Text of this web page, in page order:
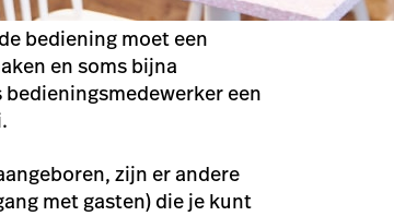
bediening moet een
en soms bijna
een
zijn er andere
met gasten) die je kunt